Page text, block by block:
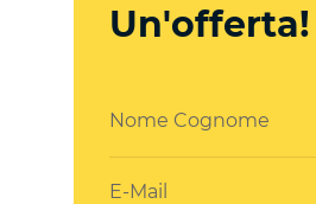
Un'offerta!